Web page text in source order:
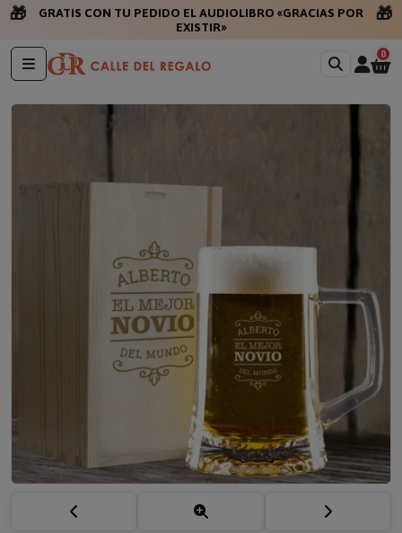
🎁
GRATIS CON TU PEDIDO EL AUDIOLIBRO «GRACIAS POR
EXISTIR»
🎁
0